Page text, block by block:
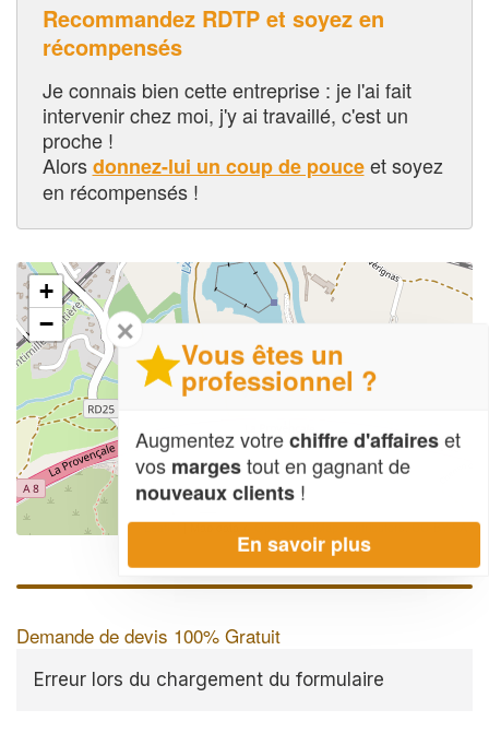
Recommandez RDTP et soyez en
récompensés
Je connais bien cette entreprise : je l'ai fait
intervenir chez moi, j'y ai travaillé, c'est un
proche !
Alorsdonnez-lui un coup de pouceet soyez
en récompensés !
+
−
Leaflet| Map data ©OpenStreetMap contributors,CC-BY-SA
Demande de devis 100% Gratuit
Erreur lors du chargement du formulaire
✕
Vous êtes un
professionnel ?
Augmentez votrechiffre d'affaireset
vos margestout en gagnant de
nouveaux clients !
En savoir plus